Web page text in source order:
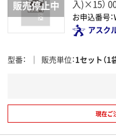
入)×15）
お申込番号
アスク
型番 販売単位 1セット（
現在ご